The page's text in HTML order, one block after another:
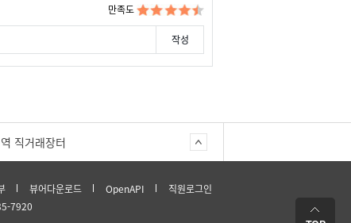
만족도
직거래장터
뷰어다운로드 OpenAPI
직원로그인
7920